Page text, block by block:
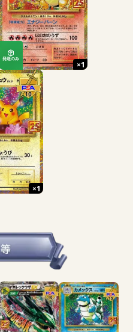
発送のみ
×1
×1